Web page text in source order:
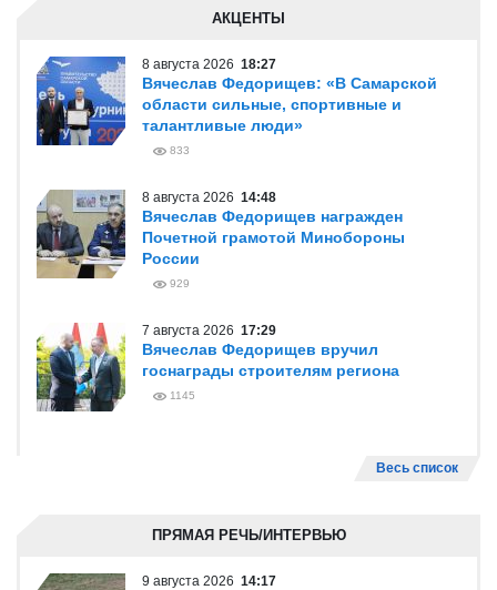
АКЦЕНТЫ
8 августа 2026 18:27
Вячеслав Федорищев: «В Самарской
области сильные, спортивные и
талантливые люди»
833
8 августа 2026 14:48
Вячеслав Федорищев награжден
Почетной грамотой Минобороны
России
929
7 августа 2026 17:29
Вячеслав Федорищев вручил
госнаграды строителям региона
1145
Весь список
ПРЯМАЯ РЕЧЬ/ИНТЕРВЬЮ
9 августа 2026 14:17